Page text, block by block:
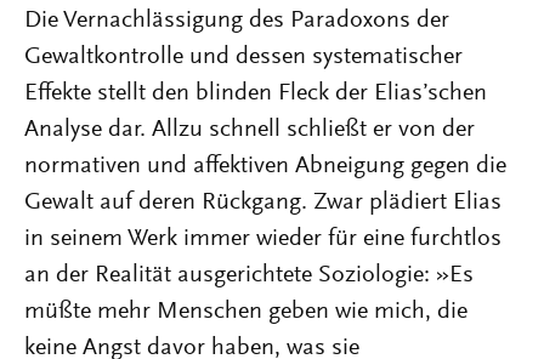
Die Vernachlässigung des Paradoxons der
Gewaltkontrolle und dessen systematischer
Effekte stellt den blinden Fleck der Elias’schen
Analyse dar. Allzu schnell schließt er von der
normativen und affektiven Abneigung gegen die
Gewalt auf deren Rückgang. Zwar plädiert Elias
in seinem Werk immer wieder für eine furchtlos
an der Realität ausgerichtete Soziologie: »Es
müßte mehr Menschen geben wie mich, die
keine Angst davor haben, was sie